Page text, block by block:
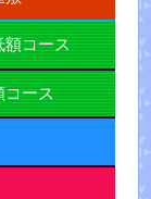
コース
ース